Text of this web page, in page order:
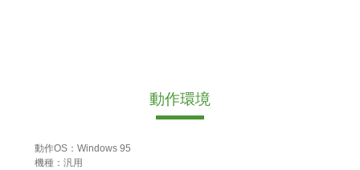
動作環境
動作OS：Windows 95
機種：汎用